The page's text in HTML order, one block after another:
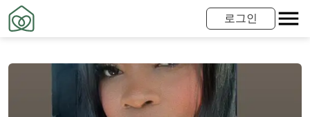
로그인